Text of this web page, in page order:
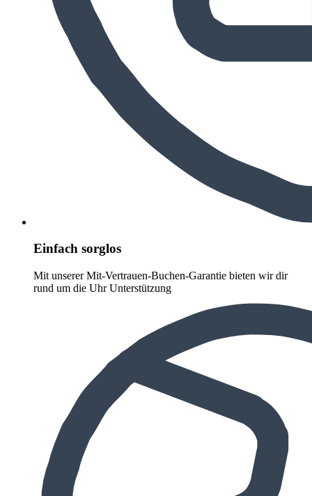
Einfach sorglos
Mit unserer Mit-Vertrauen-Buchen-Garantie bieten wir dir
rund um die Uhr Unterstützung